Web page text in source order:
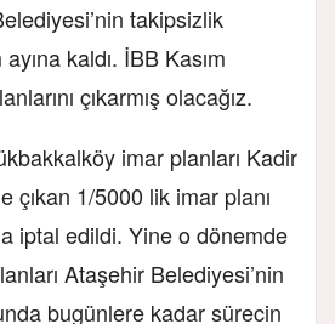
takipsizlik
kaldı. İBB Kasım
çıkarmış olacağız.
imar planları Kadir
çıkan 1/5000 lik imar planı
iptal edildi. Yine o dönemde
Ataşehir Belediyesi’nin
bugünlere kadar sürecin